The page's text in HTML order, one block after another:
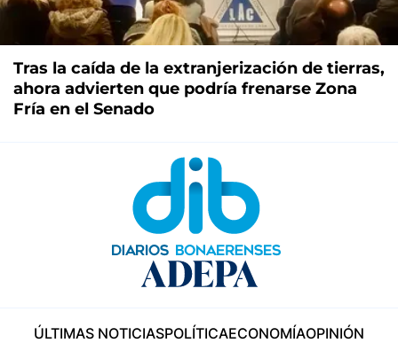
Tras la caída de la extranjerización de tierras,
ahora advierten que podría frenarse Zona
Fría en el Senado
ÚLTIMAS NOTICIASPOLÍTICAECONOMÍAOPINIÓN